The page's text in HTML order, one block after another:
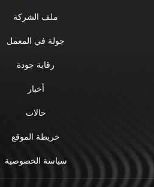
ملف الشركة
جولة في المعمل
رقابة جودة
أخبار
حالات
خريطة الموقع
سياسة الخصوصية